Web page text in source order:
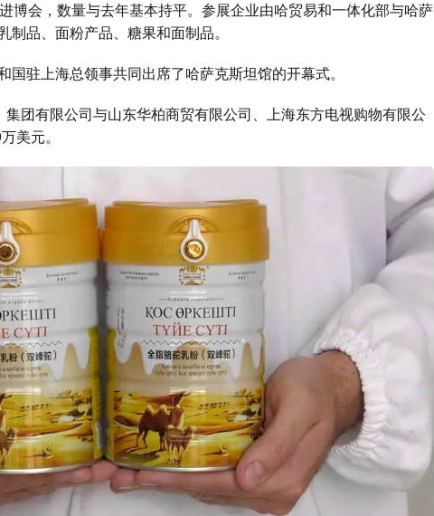
博会，数量与去年基本持平。参展企业由哈贸易和一体化部与哈萨
品、面粉产品、糖果和面制品。
驻上海总领事共同出席了哈萨克斯坦馆的开幕式。
团有限公司与山东华柏商贸有限公司、上海东方电视购物有限公
美元。